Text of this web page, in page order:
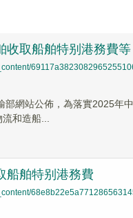
收取船舶特别港務費等
部網站公佈，為落實2025
和造船...
船舶特别港務費